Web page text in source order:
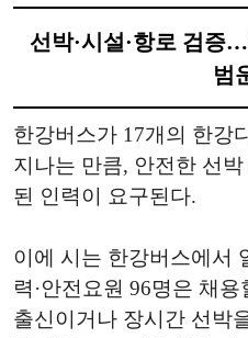
선박·시설·항로 검증
범
한강버스가 17개의 한강
지나는 만큼, 안전한 선
된 인력이 요구된다.
이에 시는 한강버스에서
력·안전요원 96명은 채
출신이거나 장시간 선박